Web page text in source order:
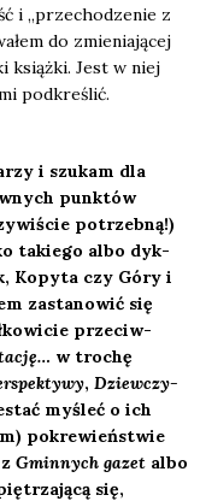
i „prze­cho­dze­nie z
do zmie­nia­ją­cej
książ­ki. Jest w niej
pod­kre­ślić.
i szu­kam dla
punk­tów
potrzeb­ną!)
takie­go albo dyk­
Kopy­ta czy Góry i
zasta­no­wić się
prze­ciw­
w tro­chę
, Dziew­czy­
myśleć o ich
pokre­wień­stwie
Gmin­nych gazet albo
się,